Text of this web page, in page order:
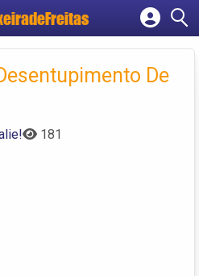
Cadastrar empresa
Criar conta
De
181